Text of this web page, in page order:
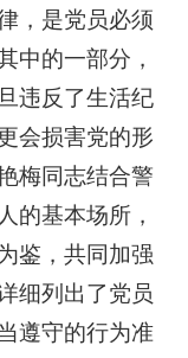
，是党员必须
中的一部分，
违反了生活纪
会损害党的形
梅同志结合警
的基本场所，
鉴，共同加强
细列出了党员
遵守的行为准